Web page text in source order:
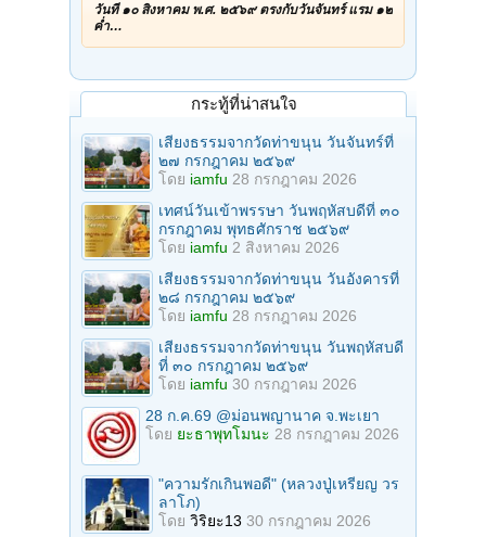
วันที่ ๑๐ สิงหาคม พ.ศ. ๒๕๖๙ ตรงกับวันจันทร์ แรม ๑๒
ค่ำ…
กระทู้ที่น่าสนใจ
เสียงธรรมจากวัดท่าขนุน วันจันทร์ที่
๒๗ กรกฎาคม ๒๕๖๙
โดย iamfu 28 กรกฎาคม 2026
เทศน์วันเข้าพรรษา วันพฤหัสบดีที่ ๓๐
กรกฎาคม พุทธศักราช ๒๕๖๙
โดย iamfu 2 สิงหาคม 2026
เสียงธรรมจากวัดท่าขนุน วันอังคารที่
๒๘ กรกฎาคม ๒๕๖๙
โดย iamfu 28 กรกฎาคม 2026
เสียงธรรมจากวัดท่าขนุน วันพฤหัสบดี
ที่ ๓๐ กรกฎาคม ๒๕๖๙
โดย iamfu 30 กรกฎาคม 2026
28 ก.ค.69 @ม่อนพญานาค จ.พะเยา
โดย ยะธาพุทโมนะ 28 กรกฎาคม 2026
"ความรักเกินพอดี" (หลวงปู่เหรียญ วร
ลาโภ)
โดย วิริยะ13 30 กรกฎาคม 2026